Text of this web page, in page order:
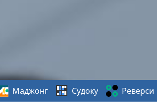
Маджонг Судоку Реверси